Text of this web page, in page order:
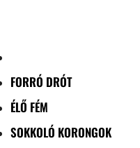
FORRÓ DRÓT
ÉLŐ FÉM
SOKKOLÓ KORONGOK